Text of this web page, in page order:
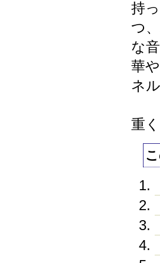
持
つ
な
華
ネ
重